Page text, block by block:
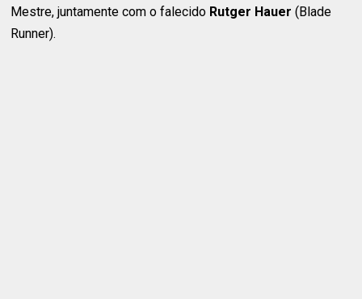
Mestre, juntamente com o falecido Rutger Hauer(Blade
Runner).